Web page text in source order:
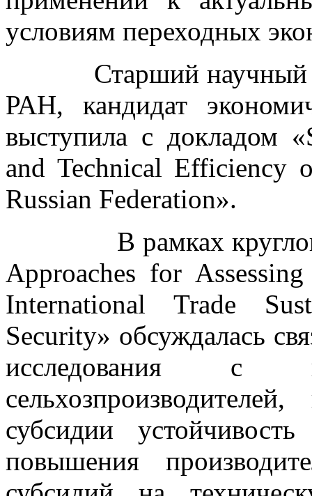
условиям переходных
Старший научный
РАН, кандидат
выступила с докладом
and Technical Efficiency
Russian Federation».
В рамках круглого
Approaches for
International Trade
Security» обсуждалась
исследования с
субсидии
повышения